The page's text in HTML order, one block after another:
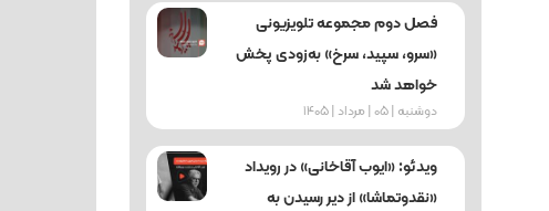
فصل دوم مجموعه تلویزیونی
«سرو، سپید، سرخ» به‌زودی پخش
خواهد شد
دوشنبه | 05 | مرداد | 1405
ویدئو: «ایوب آقاخانی» در رویداد
«نقدوتماشا» از دیر رسیدن به